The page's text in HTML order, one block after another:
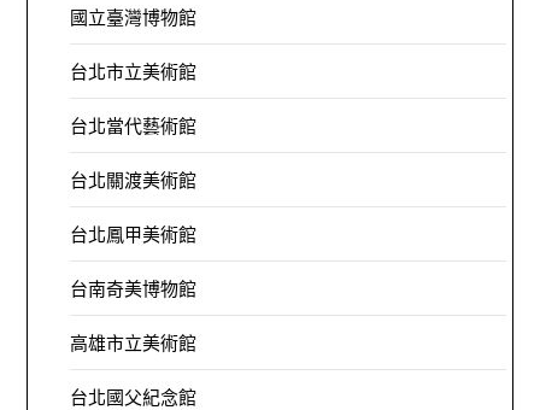
國立臺灣博物館
台北市立美術館
台北當代藝術館
台北關渡美術館
台北鳳甲美術館
台南奇美博物館
高雄市立美術館
台北國父紀念館